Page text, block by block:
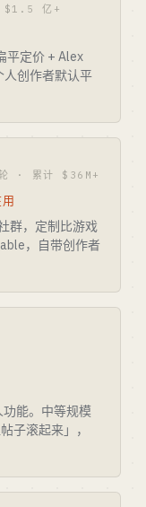
$1.5 亿+
平定价 + Alex
创作者默认平
· 累计 $36M+
群，定制比游戏
，自带创作者
能。中等规模
子滚起来」，